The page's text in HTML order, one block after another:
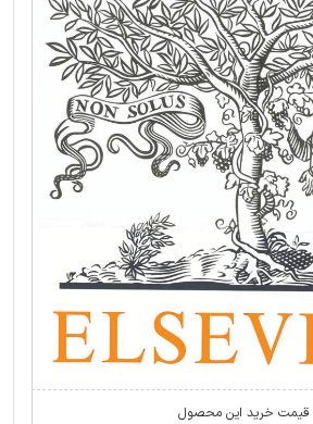
قیمت خرید این محصول